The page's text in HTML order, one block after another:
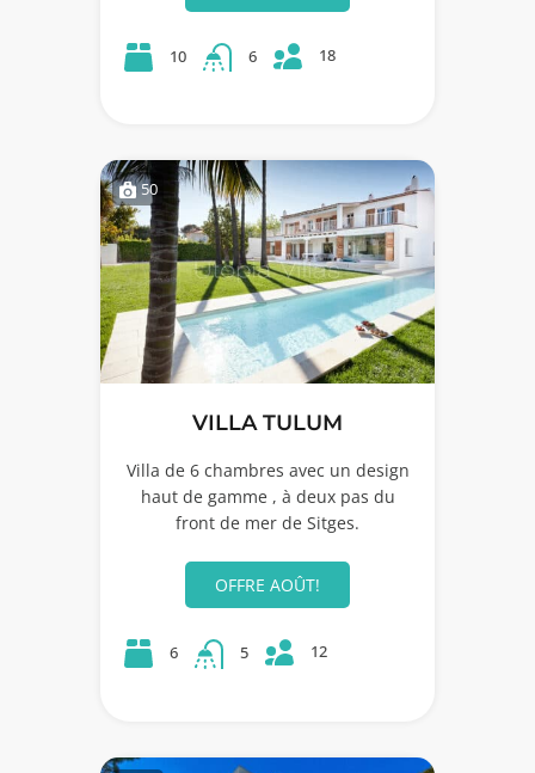
10 6 18
50
VILLA TULUM
Villa de 6 chambres avec un design
haut de gamme , à deux pas du
front de mer de Sitges.
OFFRE AOÛT!
6 5 12